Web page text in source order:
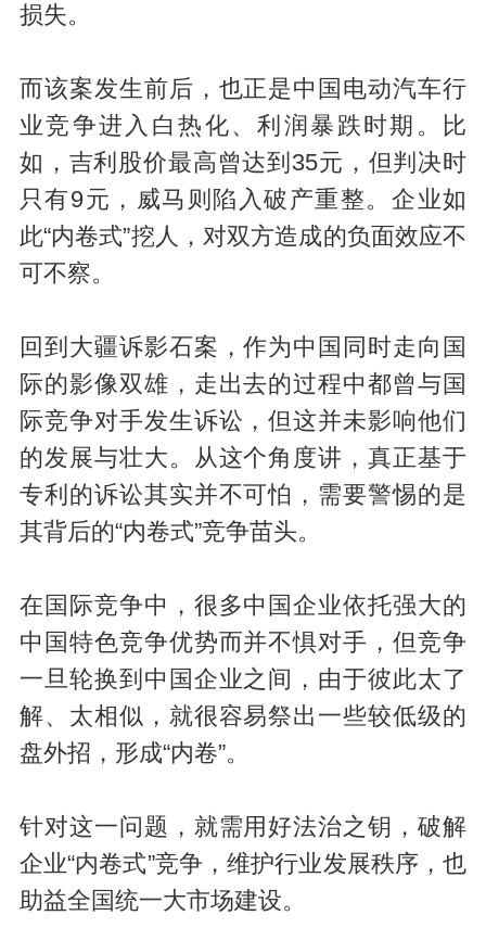
损失。
而该案发生前后，也正是中国电动汽车行
业竞争进入白热化、利润暴跌时期。比
如，吉利股价最高曾达到35元，但判决时
只有9元，威马则陷入破产重整。企业如
此“内卷式”挖人，对双方造成的负面效应不
可不察。
回到大疆诉影石案，作为中国同时走向国
际的影像双雄，走出去的过程中都曾与国
际竞争对手发生诉讼，但这并未影响他们
的发展与壮大。从这个角度讲，真正基于
专利的诉讼其实并不可怕，需要警惕的是
其背后的“内卷式”竞争苗头。
在国际竞争中，很多中国企业依托强大的
中国特色竞争优势而并不惧对手，但竞争
一旦轮换到中国企业之间，由于彼此太了
解、太相似，就很容易祭出一些较低级的
盘外招，形成“内卷”。
针对这一问题，就需用好法治之钥，破解
企业“内卷式”竞争，维护行业发展秩序，也
助益全国统一大市场建设。